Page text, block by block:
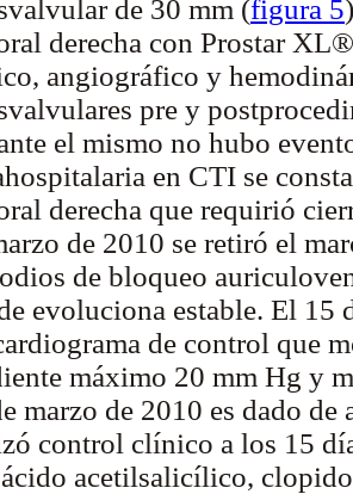
de 30 mm (figura 5
derecha con Prostar
angiográfico y
pre y
el mismo no hubo
en CTI se
derecha que requirió
de 2010 se retiró el
de bloqueo
evoluciona estable. El 15
de control que
máximo 20 mm Hg y
marzo de 2010 es dado
control clínico a los 15
acetilsalicílico,